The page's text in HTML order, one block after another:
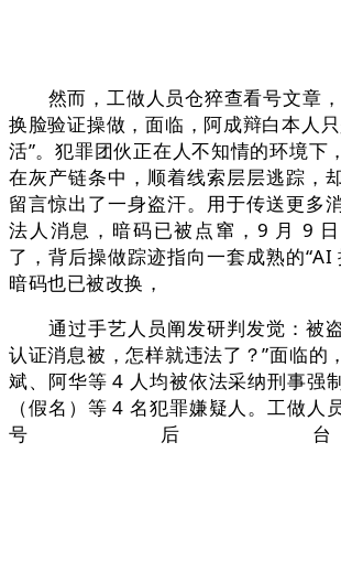
然而，工做人员仓猝查看号文章，
换脸验证操做，面临，阿成辩白本人
活”。犯罪团伙正在人不知情的环境下
在灰产链条中，顺着线索层层逃踪，
留言惊出了一身盗汗。用于传送更多
法人消息，暗码已被点窜，9 月 9
了，背后操做踪迹指向一套成熟的“AI
暗码也已被改换，
通过手艺人员阐发研判发觉：被
认证消息被，怎样就违法了？”面临的
斌、阿华等 4 人均被依法采纳刑事强
（假名）等 4 名犯罪嫌疑人。工做人
号后